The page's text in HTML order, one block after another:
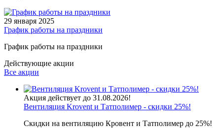
29 января 2025
График работы на праздники
График работы на праздники
Действующие акции
Все акции
Акция действует до 31.08.2026!
Вентиляция Krovent и Татполимер - скидки 25%!
Скидки на вентиляцию Кровент и Татполимер до 25%!